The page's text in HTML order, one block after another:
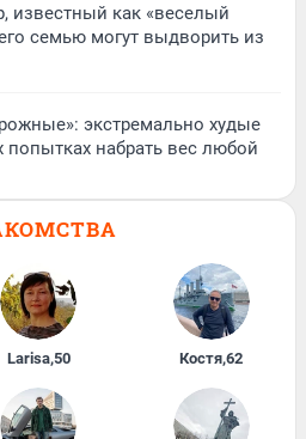
известный как «веселый
семью могут выдворить из
экстремально худые
набрать вес любой
Larisa,50 Костя,62